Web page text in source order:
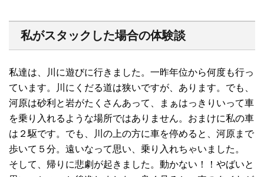
私がスタックした場合の体験談
私達は、川に遊びに行きました。一昨年位から何度も行っ
ています。川にくだる道は狭いですが、あります。でも、
河原は砂利と岩がたくさんあって、まぁはっきりいって車
を乗り入れるような場所ではありません。おまけに私の車
は２駆です。でも、川の上の方に車を停めると、河原まで
歩いて５分。遠いなって思い、乗り入れちゃいました。
そして、帰りに悲劇が起きました。動かない！！やばいと